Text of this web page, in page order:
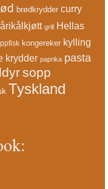
brødkrydder curry
grill Hellas
kongereker kylling
krydder paprika pasta
sopp
Tyskland